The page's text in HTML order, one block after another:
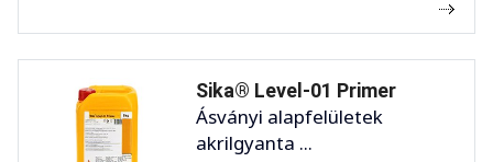
Sika® Level-01 Primer
Ásványi alapfelületek
akrilgyanta ...